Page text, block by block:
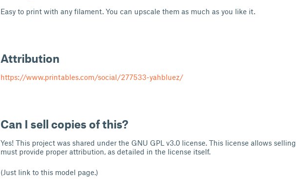
Easy to print with any filament. You can upscale them as much as you like it.
Attribution
https://www.printables.com/social/277533-yahbluez/
Can I sell copies of this?
Yes! This project was shared under the GNU GPL v3.0 license. This license allows
must provide proper attribution, as detailed in the license itself.
(Just link to this model page.)